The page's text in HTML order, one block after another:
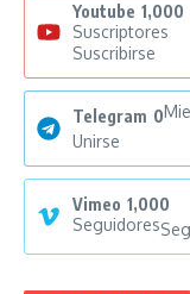
Youtube 1,000
Suscriptores
Suscribirse
Telegram 0
Unirse
Vimeo 1,000
Seguidores